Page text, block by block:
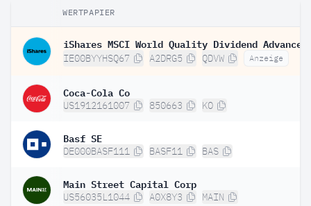
WERTPAPIER
IE00BYYHSQ67 A2DRG5 QDVW Anzeige
Coca-Cola Co
US1912161007 850663 KO
Basf SE
DE000BASF111 BASF11 BAS
Main Street Capital Corp
US56035L1044 A0X8Y3 MAIN